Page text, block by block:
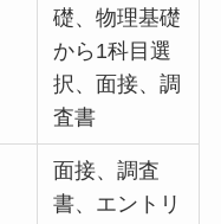
礎、物理基礎
から1科目選
択、面接、調
査書
面接、調査
書、エントリ